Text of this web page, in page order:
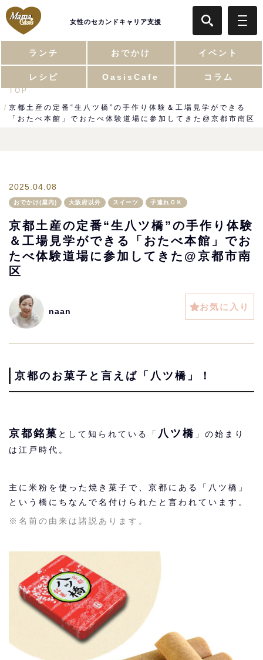
女性のセカンドキャリア支援
ランチ おでかけ イベント
レシピ OasisCafe コラム
TOP
京都土産の定番“生八ツ橋”の手作り体験＆工場見学ができる
「おたべ本館」でおたべ体験道場に参加してきた@京都市南区
2025.04.08
おでかけ(屋内) 大阪府以外 スイーツ 子連れＯＫ
京都土産の定番“生八ツ橋”の手作り体験
＆工場見学ができる「おたべ本館」でお
たべ体験道場に参加してきた@京都市南
区
naan お気に入り
京都のお菓子と言えば「八ツ橋」！
京都銘菓 として知られている「 八ツ橋 」の始まり
は江戸時代。
主に米粉を使った焼き菓子で、京都にある「八ツ橋」
という橋にちなんで名付けられたと言われています。
※名前の由来は諸説あります。